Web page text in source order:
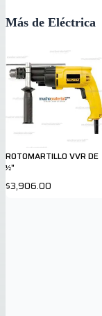
Más de Eléctrica
ROTOMARTILLO VVR DE
½"
$3,906.00